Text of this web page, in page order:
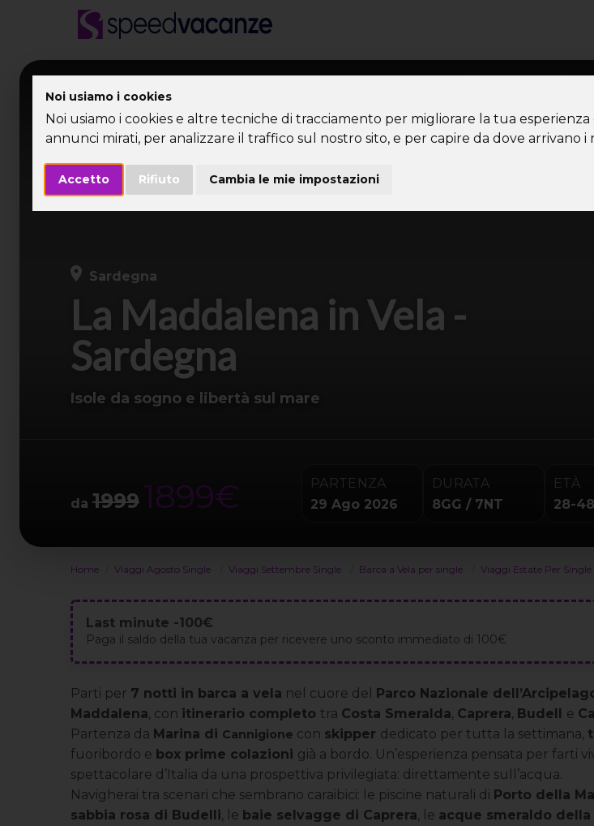
Noi usiamo i cookies
Noi usiamo i cookies e altre tecniche di tracciamento per migliorare la tua
annunci mirati, per analizzare il traffico sul nostro sito, e per capire da dove arrivano i
Accetto Rifiuto Cambia le mie impostazioni
Sardegna
La Maddalena in Vela -
Sardegna
Isole da sogno e libertà sul mare
da 1999 1899€
PARTENZA
29 Ago 2026
DURATA
8GG / 7NT
ETÀ
28-
Home Viaggi Agosto Single Viaggi Settembre Single Barca a Vela per single Viaggi Estate Per Single
Last minute -100€
Paga il saldo della tua vacanza per ricevere uno sconto immediato di 100€
Parti per 7 notti in barca a vela nel cuore del Parco Nazionale
Maddalena , con itinerario completo tra Costa Smeralda Caprera Budell e
Partenza da Marina di Cannigione con skipper dedicato per tutta la settimana,
fuoribordo e box prime colazioni già a bordo. Un’esperienza pensata per farti
spettacolare d’Italia da una prospettiva privilegiata: direttamente sull’acqua.
Navigherai tra scenari che sembrano caraibici: le piscine naturali di Porto della
sabbia rosa di Budelli , le baie selvagge di Caprera , le acque smeraldo della